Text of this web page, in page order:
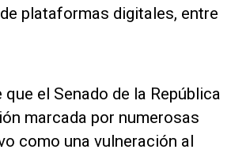
plataformas digitales, entre
el Senado de la República
marcada por numerosas
como una vulneración al